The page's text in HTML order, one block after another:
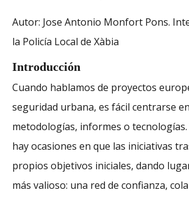
Autor: Jose Antonio Monfort Pons.
la Policía Local de Xàbia
Introducción
Cuando hablamos de proyectos
seguridad urbana, es fácil centrarse
metodologías, informes o
hay ocasiones en que las iniciativas
propios objetivos iniciales, dando
más valioso: una red de confianza,